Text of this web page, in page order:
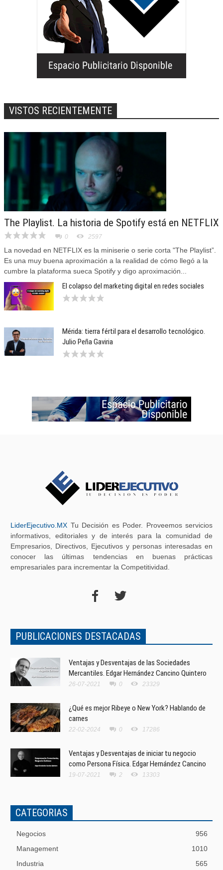
VISTOS RECIENTEMENTE
The Playlist. La historia de Spotify está en NETFLIX
0 2597
La novedad en NETFLIX es la miniserie o serie corta "The Playlist”.
Es una muy buena aproximación a la realidad de cómo llegó a la
cumbre la plataforma sueca Spotify y digo aproximación...
El colapso del marketing digital en redes sociales
Mérida: tierra fértil para el desarrollo tecnológico.
Julio Peña Gaviria
LiderEjecutivo.MX Tu Decisión es Poder. Proveemos servicios
informativos, editoriales y de interés para la comunidad de
Empresarios, Directivos, Ejecutivos y personas interesadas en
conocer las últimas tendencias en buenas prácticas
empresariales para incrementar la Competitividad.
PUBLICACIONES DESTACADAS
Ventajas y Desventajas de las Sociedades
Mercantiles. Edgar Hernández Cancino Quintero
26-07-2021 0 23329
¿Qué es mejor Ribeye o New York? Hablando de
carnes
22-02-2024 0 17286
Ventajas y Desventajas de iniciar tu negocio
como Persona Física. Edgar Hernández Cancino
19-07-2021 2 13303
CATEGORIAS
Negocios
956
Management
1010
Industria
565